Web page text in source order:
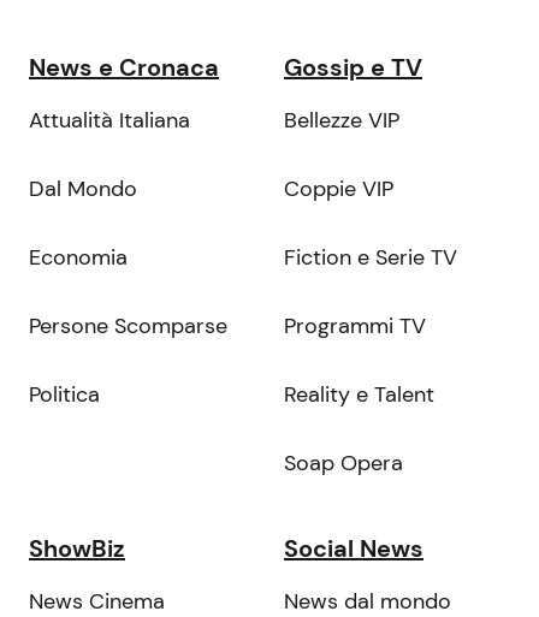
News e Cronaca
Attualità Italiana
Dal Mondo
Economia
Persone Scomparse
Politica
Gossip e TV
Bellezze VIP
Coppie VIP
Fiction e Serie TV
Programmi TV
Reality e Talent
Soap Opera
ShowBiz
News Cinema
Social News
News dal mondo